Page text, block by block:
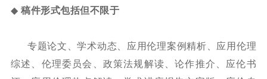
◆ 稿件形式包括但不限于
专题论文、学术动态、应用伦理案例精析、应用伦理
综述、伦理委员会、政策法规解读、论作推介、应伦书